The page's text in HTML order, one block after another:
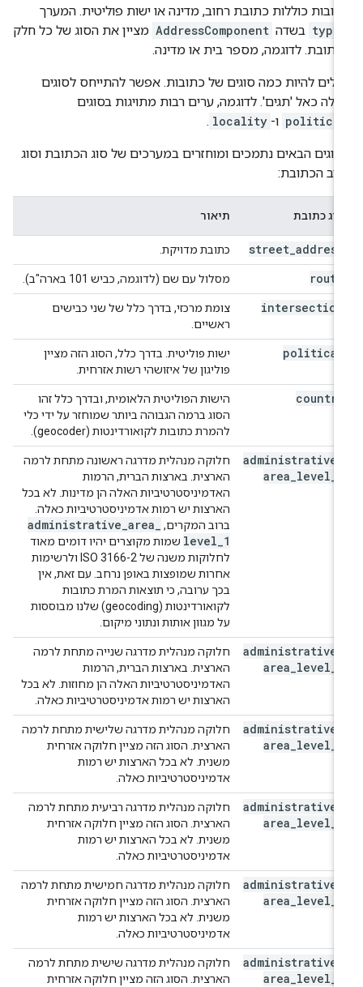
כוללות כתובת רחוב, מדינה או ישות פוליטית. המערך
בשדה AddressComponent מציין את הסוג של כל חלק
לדוגמה, מספר בית או מדינה.
להיות כמה סוגים של כתובות. אפשר להתייחס לסוגים
כאל 'תגים'. לדוגמה, ערים רבות מתויגות בסוגים
ו- locality
.
הבאים נתמכים ומוחזרים במערכים של סוג הכתובת וסוג
הכתובת:
סוג כתובת תיאור
street_address כתובת מדויקת.
route מסלול עם שם (לדוגמה, כביש 101 בארה"ב).
intersection
צומת מרכזי, בדרך כלל של שני כבישים
ראשיים.
political
ישות פוליטית. בדרך כלל, הסוג הזה מציין
פוליגון של איזושהי רשות אזרחית.
country
הישות הפוליטית הלאומית, ובדרך כלל זהו
הסוג ברמה הגבוהה ביותר שמוחזר על ידי כלי
להמרת כתובות לקואורדינטות (geocoder).
administrative
area_level
חלוקה מנהלית מדרגה ראשונה מתחת לרמה
הארצית. בארצות הברית, הרמות
האדמיניסטרטיביות האלה הן מדינות. לא בכל
הארצות יש רמות אדמיניסטרטיביות כאלה.
ברוב המקרים,
administrative_area_
levelשמות מקוצרים יהיו דומים מאוד
לחלוקות משנה של ISO 3166-2 ולרשימות
אחרות שמופצות באופן נרחב. עם זאת, אין
בכך ערובה, כי תוצאות המרת כתובות
לקואורדינטות (geocoding) שלנו מבוססות
על מגוון אותות ונתוני מיקום.
administrative
area_level
חלוקה מנהלית מדרגה שנייה מתחת לרמה
הארצית. בארצות הברית, הרמות
האדמיניסטרטיביות האלה הן מחוזות. לא בכל
הארצות יש רמות אדמיניסטרטיביות כאלה.
administrative
area_level
חלוקה מנהלית מדרגה שלישית מתחת לרמה
הארצית. הסוג הזה מציין חלוקה אזרחית
משנית. לא בכל הארצות יש רמות
אדמיניסטרטיביות כאלה.
administrative
area_level
חלוקה מנהלית מדרגה רביעית מתחת לרמה
הארצית. הסוג הזה מציין חלוקה אזרחית
משנית. לא בכל הארצות יש רמות
אדמיניסטרטיביות כאלה.
administrative
area_level
חלוקה מנהלית מדרגה חמישית מתחת לרמה
הארצית. הסוג הזה מציין חלוקה אזרחית
משנית. לא בכל הארצות יש רמות
אדמיניסטרטיביות כאלה.
administrative
area_level
חלוקה מנהלית מדרגה שישית מתחת לרמה
הארצית. הסוג הזה מציין חלוקה אזרחית